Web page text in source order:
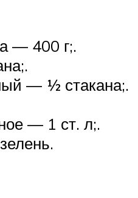
— 400 г;.
— ½ стакана;.
— 1 ст. л;.